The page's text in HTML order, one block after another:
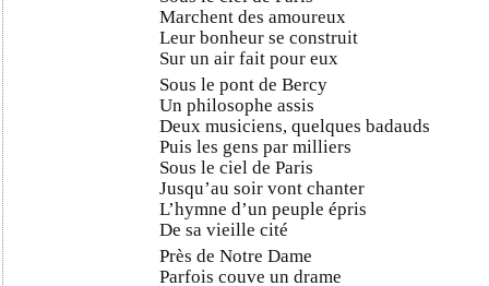
Marchent des amoureux
Leur bonheur se construit
Sur un air fait pour eux
Sous le pont de Bercy
Un philosophe assis
Deux musiciens, quelques badauds
Puis les gens par milliers
Sous le ciel de Paris
Jusqu’au soir vont chanter
L’hymne d’un peuple épris
De sa vieille cité
Près de Notre Dame
Parfois couve un drame